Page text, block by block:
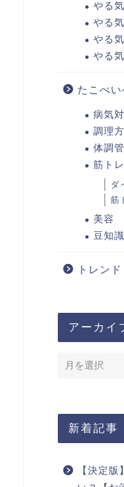
やる
やる
やる
やる
たこべ
病気
調理
体調
筋ト
ダ
筋
美容
豆知識
トレンド
アーカイ
新着記事
【決定